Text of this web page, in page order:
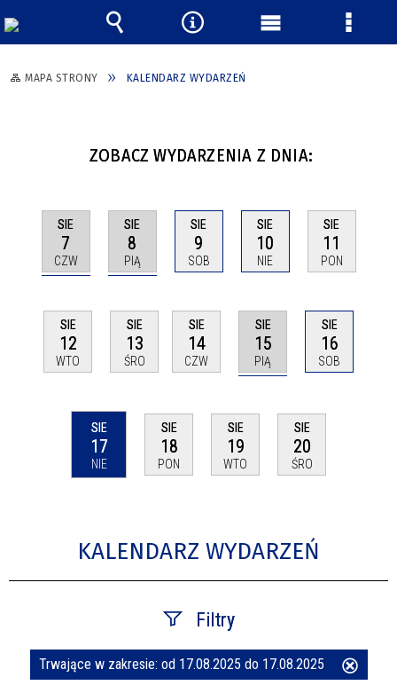
MAPA STRONY KALENDARZ WYDARZEŃ
ZOBACZ WYDARZENIA Z DNIA:
SIE
7
CZW
SIE
8
PIĄ
SIE
9
SOB
SIE
10
NIE
SIE
11
PON
SIE
12
WTO
SIE
13
ŚRO
SIE
14
CZW
SIE
15
PIĄ
SIE
16
SOB
SIE
17
NIE
SIE
18
PON
SIE
19
WTO
SIE
20
ŚRO
KALENDARZ WYDARZEŃ
Filtry
Szukana fraza
Trwające w zakresie: od 17.08.2025 do 17.08.2025
Wyszukiwarka
NarzędziaMenu
Menu